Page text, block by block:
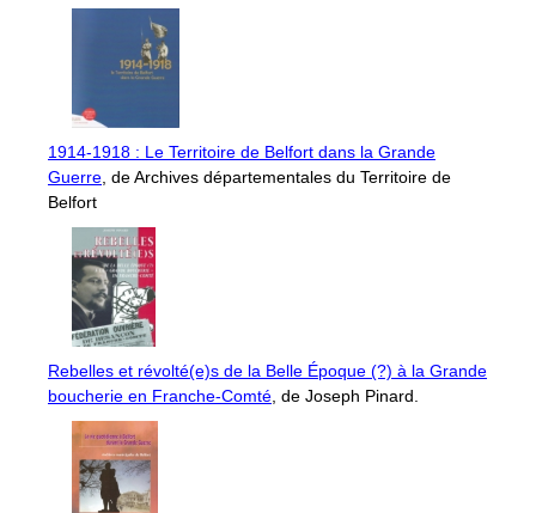
1914-1918 : Le Territoire de Belfort dans la Grande
Guerre , de Archives départementales du Territoire de
Belfort
Rebelles et révolté(e)s de la Belle Époque (?) à la Grande
boucherie en Franche-Comté , de Joseph Pinard.